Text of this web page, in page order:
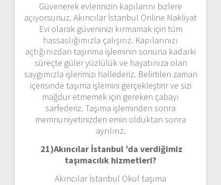
Güvenerek evlerinizin kapılarını bizlere
açıyorsunuz. Akıncılar İstanbul Online Nakliyat
Evi olarak güveninizi kırmamak için tüm
hassaslığımızla çalışırız. Kapılarınızı
açtığınızdan taşınma işleminin sonuna kadarki
süreçte güler yüzlülük ve hayatınıza olan
saygımızla işlerimizi hallederiz. Belirtilen zaman
içerisinde taşıma işlemini gerçekleştirir ve sizi
mağdur etmemek için gereken çabayı
sarfederiz. Taşıma işleminden sonra
memnuniyetinizden emin olduktan sonra
ayrılırız.
21)Akıncılar İstanbul ’da verdiğimiz
taşımacılık hizmetleri?
Akıncılar İstanbul Okul taşıma